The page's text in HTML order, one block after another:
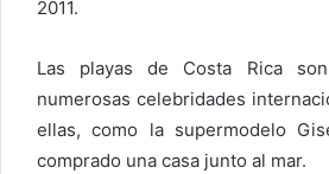
2011.
Las playas de Costa Rica
numerosas celebridades
ellas, como la supermodelo
comprado una casa junto al mar.